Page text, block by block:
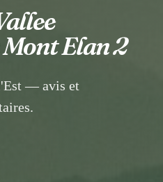
Elan 2
— avis et